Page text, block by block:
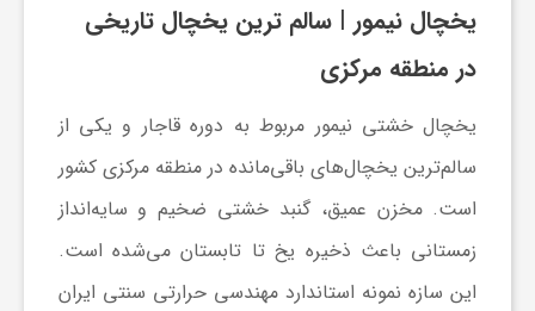
یخچال نیمور | سالم ترین یخچال تاریخی
در منطقه مرکزی
یخچال خشتی نیمور مربوط به دوره قاجار و یکی از
سالم‌ترین یخچال‌های باقی‌مانده در منطقه مرکزی کشور
است. مخزن عمیق، گنبد خشتی ضخیم و سایه‌انداز
زمستانی باعث ذخیره یخ تا تابستان می‌شده است.
این سازه نمونه استاندارد مهندسی حرارتی سنتی ایران